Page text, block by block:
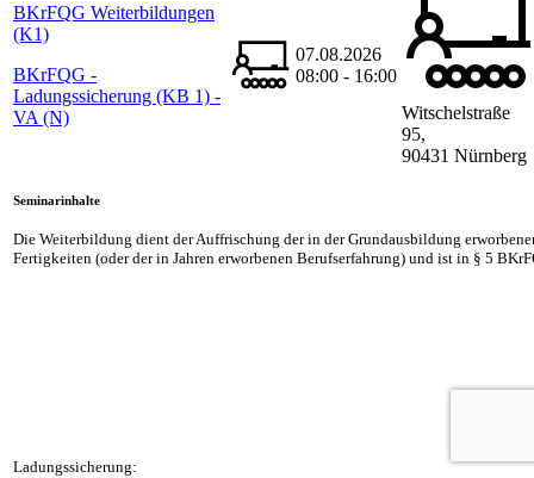
BKrFQG Weiterbildungen
(K1)
BKrFQG -
Ladungssicherung (KB 1) -
VA (N)
07.08.2026
08:00 - 16:00
Witschelstraße
95,
90431 Nürnberg
Seminarinhalte
Die Weiterbildung dient der Auffrischung der in der Grundausbildung
Fertigkeiten (oder der in Jahren erworbenen Berufserfahrung) und ist in § 5
Ladungssicherung: